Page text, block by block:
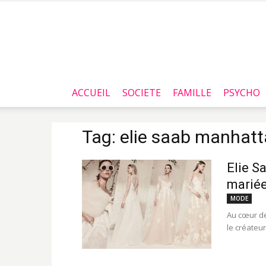
ACCUEIL SOCIETE FAMILLE PSYCHO
Tag: elie saab
Elie
MODE
Au cœur
le